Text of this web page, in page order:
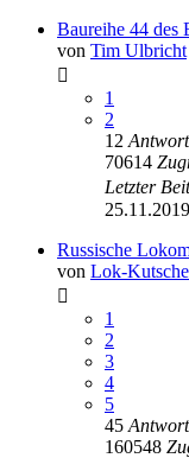
Baureihe 44 des
von Tim Ulbricht
1
2
12
70614
Letzter
Russische
von Lok-
1
2
3
4
5
45
160548